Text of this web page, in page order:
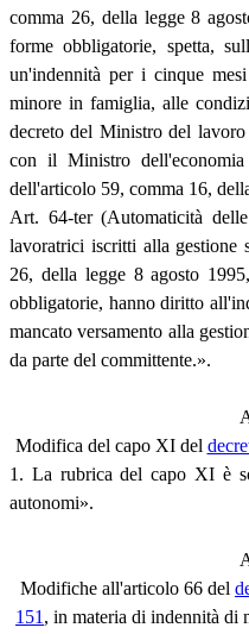
comma 26, della legge 8
forme obbligatorie, spetta,
un'indennità per i cinque
minore in famiglia, alle
decreto del Ministro del
con il Ministro
dell'articolo 59, comma 16,
Art. 64-ter (Automaticità
lavoratrici iscritti alla gestione
26, della legge 8 agosto
obbligatorie, hanno diritto
mancato versamento alla
da parte del committente.».
Modifica del capo XI del
1. La rubrica del capo XI è
autonomi».
Modifiche all'articolo 66 del
151 , in materia di indennità di